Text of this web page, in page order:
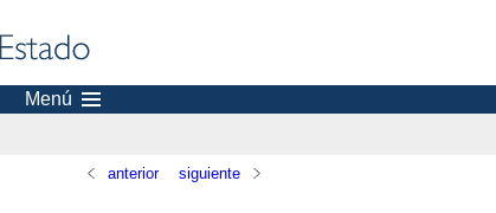
Menú
anterior siguiente